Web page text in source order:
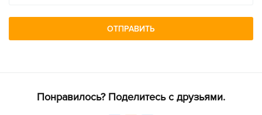
Сервис
ОТПРАВИТЬ
Понравилось? Поделитесь с друзьями.